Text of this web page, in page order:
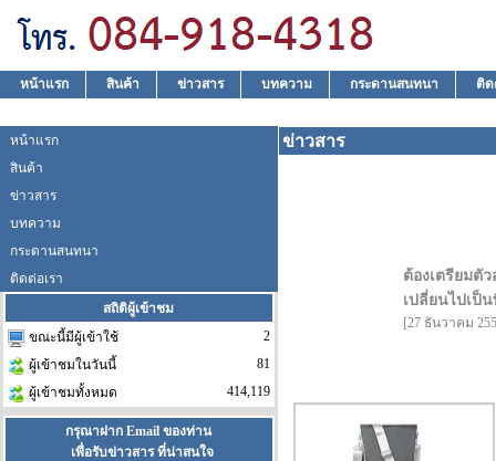
หน้าแรก สินค้า ข่าวสาร บทความ กระดานสนทนา ติด
หน้าแรก
สินค้า
ข่าวสาร
บทความ
กระดานสนทนา
ติดต่อเรา
สถิติผู้เข้าชม
ขณะนี้มีผู้เข้าใช้
2
ผู้เข้าชมในวันนี้
81
ผู้เข้าชมทั้งหมด
414,119
กรุณาฝาก Email ของท่าน
เพื่อรับข่าวสาร ที่น่าสนใจ
ข่าวสาร
ต้องเตรียมตั
เปลี่ยนไปเป็
[27 ธันวาคม